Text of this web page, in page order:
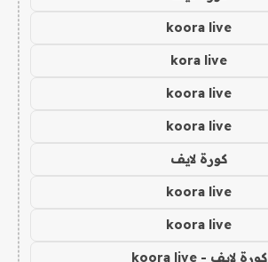
koora live
kora live
koora live
koora live
كورة لايف
koora live
koora live
كورة لايف - koora live